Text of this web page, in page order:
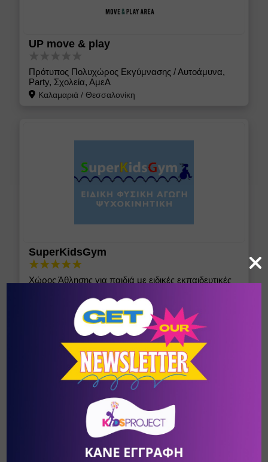
UP move & play
Πρότυπος Πολυχώρος Εκγύμνασης / Αυτοάμυνα,
Party, Σχολεία, ΑμεΑ
Καλαμαριά/ Θεσσαλονίκη
SuperKidsGym
Χώρος Άθλησης για παιδιά με ειδικές εκπαιδευτικές
Θεσσαλονίκη (Κέντρο) Θεσσαλονίκη